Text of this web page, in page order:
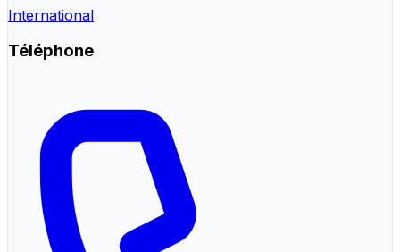
International
Téléphone